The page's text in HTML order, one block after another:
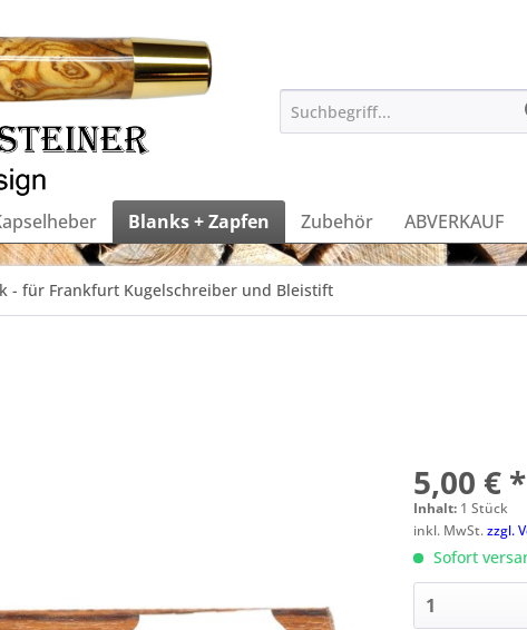
Blanks + Zapfen Zubehör ABVERKAUF
- für Frankfurt Kugelschreiber und Bleistift
5,00 € *
Inhalt: 1 Stück
inkl. MwSt.zzgl.
Sofort